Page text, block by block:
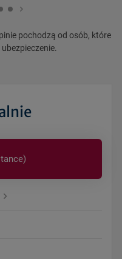
pochodzą od osób, które